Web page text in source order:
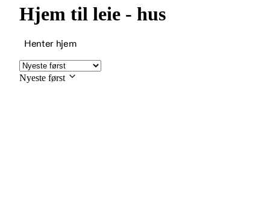
Hjem til leie - hus
Henter hjem
Nyeste først